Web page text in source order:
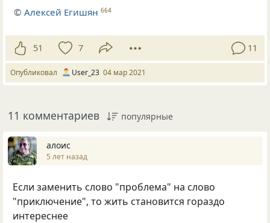
©Алексей Егишян 664
51 7 11
Опубликовал User_23 04 мар 2021
11 комментариев популярные
алоис
5 лет назад
Если заменить слово "проблема" на слово
"приключение", то жить становится гораздо
интереснее